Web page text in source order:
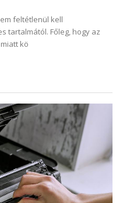
feltétlenül kell
tartalmától. Főleg, hogy az
kö